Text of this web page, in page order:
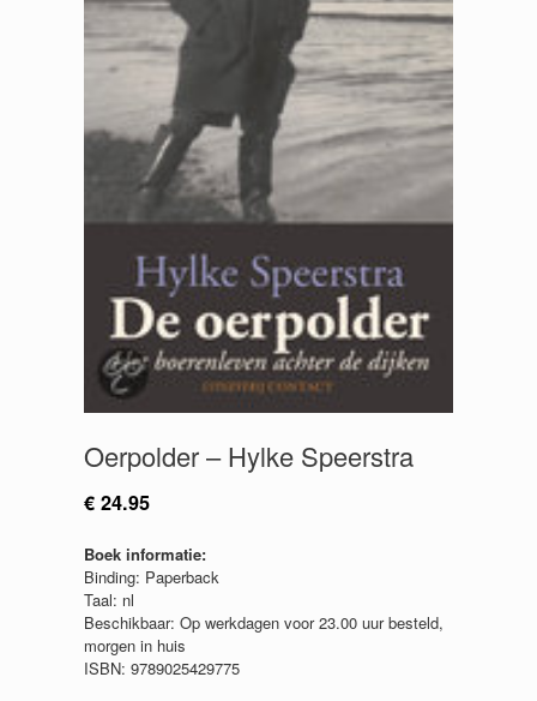
Oerpolder – Hylke Speerstra
€ 24.95
Boek informatie:
Binding: Paperback
Taal: nl
Beschikbaar: Op werkdagen voor 23.00 uur besteld,
morgen in huis
ISBN: 9789025429775